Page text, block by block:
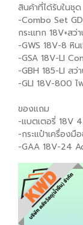
สินค้าที่ได้รับในชุด
-Combo Set
กระแทก 18V+สว่
-GWS 18V-8 หิน
-GSA 18V-LI
-GBH 185-LI สว่
-GLI 18V-800 ไ
ของแถม
-แบตเตอรี่ 18V
-กระแป๋าเครื่องมื
-GAA 18V-24